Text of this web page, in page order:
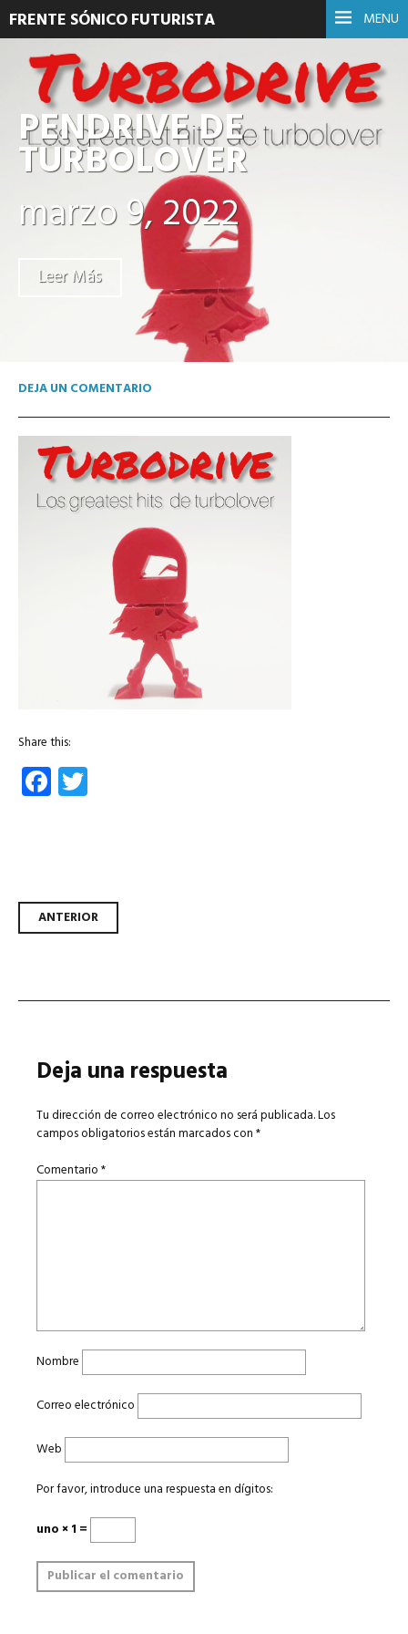
MENU
FRENTE SÓNICO FUTURISTA
PENDRIVE DE
TURBOLOVER
marzo 9, 2022
Leer Más
DEJA UN COMENTARIO
Share this:
Facebook
Navegador de artículos
ANTERIOR
Deja una respuesta
Tu dirección de correo electrónico no será publicada.Los
campos obligatorios están marcados con*
Comentario*
Nombre
Correo electrónico
Web
Por favor, introduce una respuesta en dígitos:
uno × 1 =